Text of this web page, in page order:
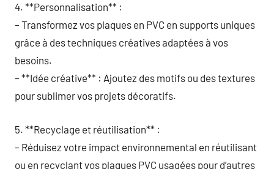
4. **Personnalisation** :
– Transformez vos plaques en PVC en supports uniques
grâce à des techniques créatives adaptées à vos
besoins.
– **Idée créative** : Ajoutez des motifs ou des textures
pour sublimer vos projets décoratifs.
5. **Recyclage et réutilisation** :
– Réduisez votre impact environnemental en réutilisant
ou en recyclant vos plaques PVC usagées pour d’autres